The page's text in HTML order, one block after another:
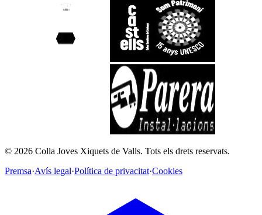
© 2026 Colla Joves Xiquets de Valls. Tots els drets reservats.
Premsa·Avís legal·Política de privacitat·Cookies